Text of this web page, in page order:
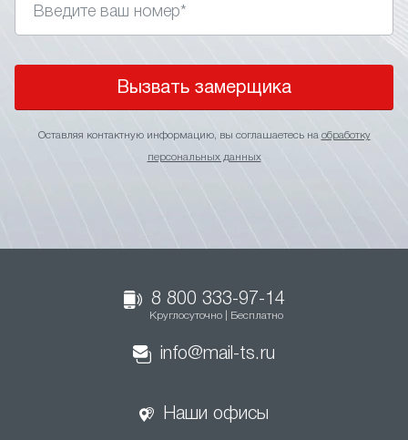
Вызвать замерщика
Оставляя контактную информацию, вы соглашаетесь на обработку
персональных данных
8 800 333-97-14
Круглосуточно | Бесплатно
info@mail-ts.ru
Наши офисы